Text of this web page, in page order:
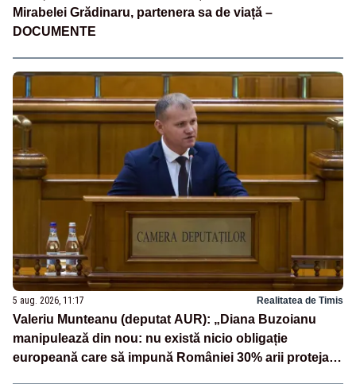
Mirabelei Grădinaru, partenera sa de viață –
DOCUMENTE
5 aug. 2026, 11:17 Realitatea de Timis
Valeriu Munteanu (deputat AUR): „Diana Buzoianu
manipulează din nou: nu există nicio obligație
europeană care să impună României 30% arii protejate